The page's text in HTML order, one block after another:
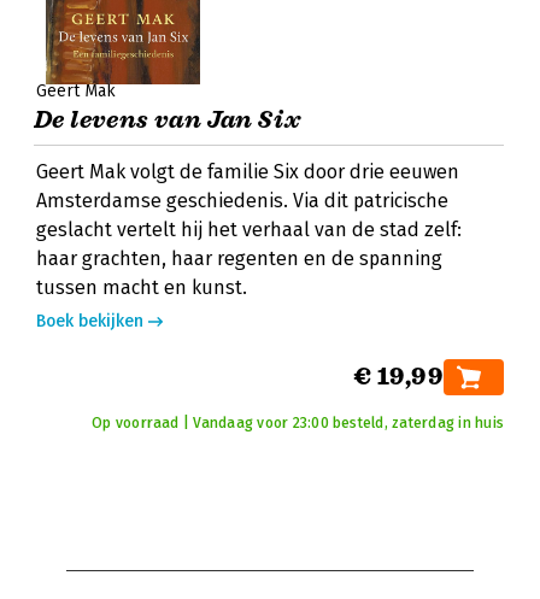
Geert Mak
De levens van Jan Six
Geert Mak volgt de familie Six door drie eeuwen
Amsterdamse geschiedenis. Via dit patricische
geslacht vertelt hij het verhaal van de stad zelf:
haar grachten, haar regenten en de spanning
tussen macht en kunst.
Boek bekijken
€ 19,99
Op voorraad | Vandaag voor 23:00 besteld, zaterdag in huis